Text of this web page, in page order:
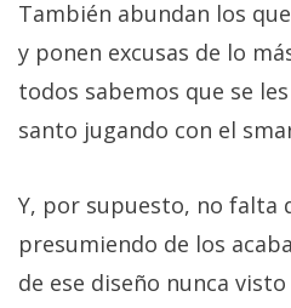
También abundan los
y ponen excusas de lo
todos sabemos que se
santo jugando con el
Y, por supuesto, no falta
presumiendo de los
de ese diseño nunca